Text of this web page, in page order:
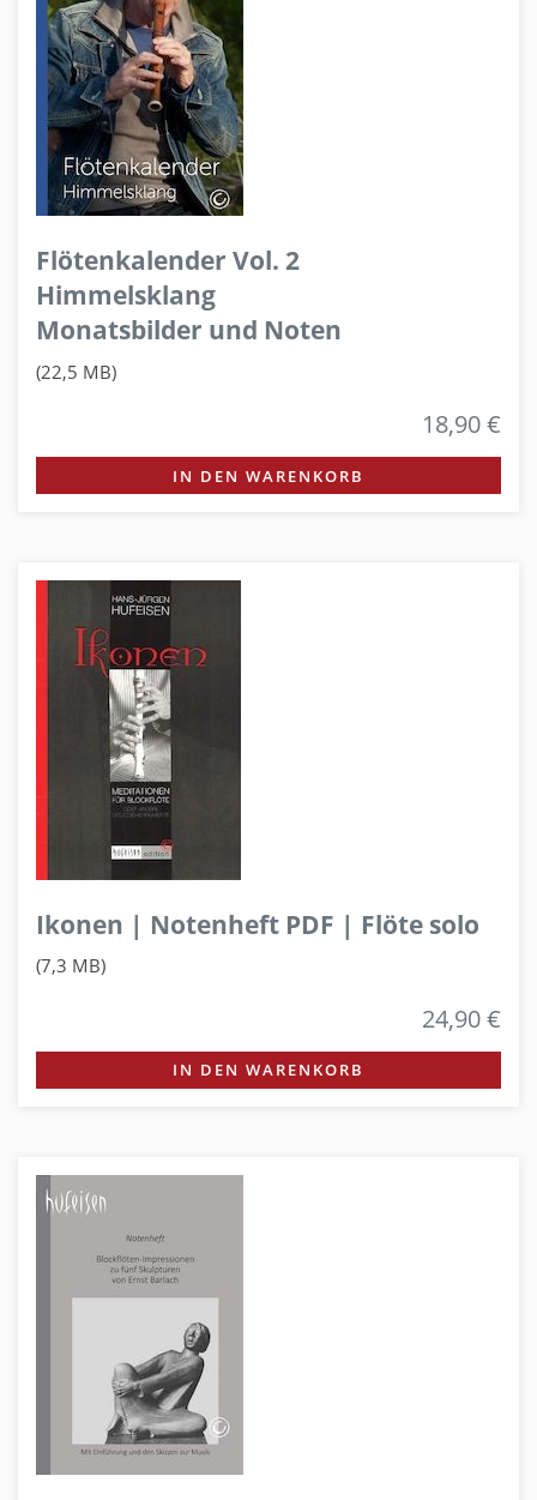
Flötenkalender Vol. 2
Himmelsklang
Monatsbilder und Noten
(22,5 MB)
18,90 €
IN DEN WARENKORB
Ikonen | Notenheft PDF | Flöte solo
(7,3 MB)
24,90 €
IN DEN WARENKORB